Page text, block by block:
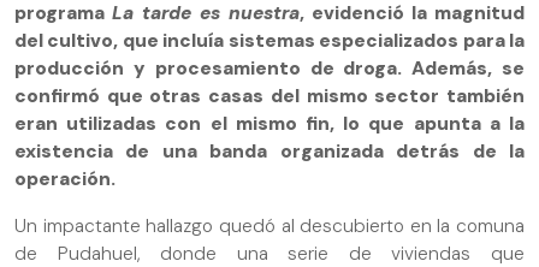
programa La tarde es nuestra, evidenció la magnitud
del cultivo, que incluía sistemas especializados para la
producción y procesamiento de droga. Además, se
confirmó que otras casas del mismo sector también
eran utilizadas con el mismo fin, lo que apunta a la
existencia de una banda organizada detrás de la
operación.
Un impactante hallazgo quedó al descubierto en la comuna
de Pudahuel, donde una serie de viviendas que